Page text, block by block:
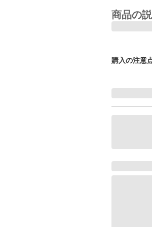
商品の
購入の注意